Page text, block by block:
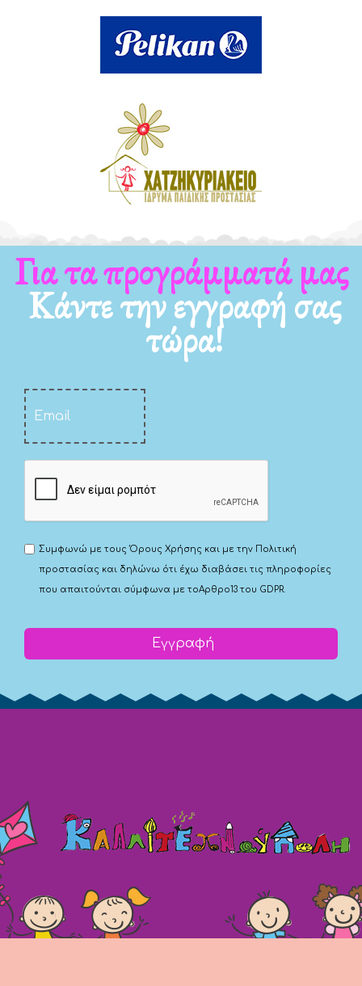
Για τα νέα μας
Κάντε την εγγραφή σας
τώρα!
Συμφωνώ με τουςΌρους Χρήσης και με την Πολιτική
προστασίας και δηλώνω ότι έχω διαβάσει τις πληροφορίες
που απαιτούνται σύμφωνα με τοΑρθρο13 του GDPR.
Εγγραφή